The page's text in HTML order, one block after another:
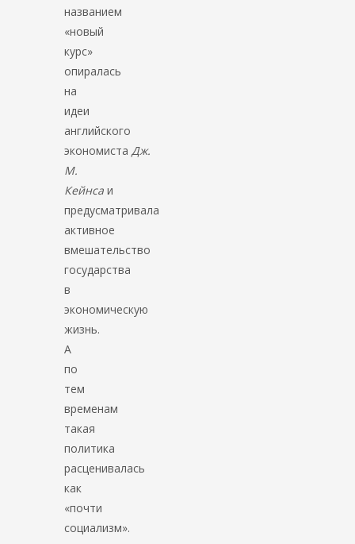
названием
«новый
курс»
опиралась
на
идеи
английского
экономистаДж.
М.
Кейнса и
предусматривала
активное
вмешательство
государства
в
экономическую
жизнь.
А
по
тем
временам
такая
политика
расценивалась
как
«почти
социализм».